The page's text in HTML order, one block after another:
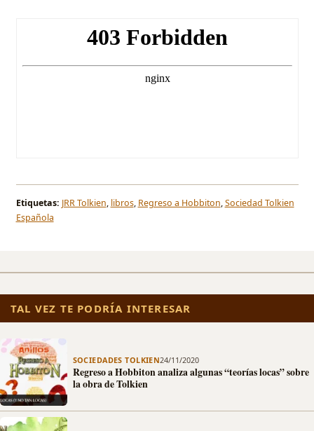
Etiquetas: JRR Tolkien, libros, Regreso a Hobbiton,Sociedad Tolkien
Española
TAL VEZ TE PODRÍA INTERESAR
SOCIEDADES TOLKIEN24/11/2020
Regreso a Hobbiton analiza algunas “teorías locas” sobre
la obra de Tolkien